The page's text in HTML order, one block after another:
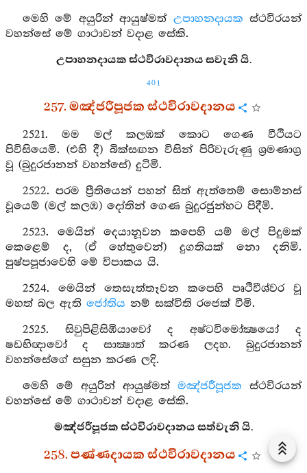
මෙහි මේ අයුරින් ආයුෂ්මත් උපාහනදායක ස්ථවිරයන්
වහන්සේ මේ ගාථාවන් වදාළ සේකි.
උපාහනදායක ස්ථවිරාවදානය සවැනි යි.
401
257. මඤ්ජරීපූජක ස්ථවිරාවදානය
2521. මම මල් කලඹක් කොට ගෙණ වීථියට
පිවිසියෙමි. (එහි දී) බික්සඟන විසින් පිරිවැරුණු ශ්‍රමණාග්‍ර
වූ (බුදුරජානන් වහන්සේ) දුටිමි.
2522. පරම ප්‍රීතියෙන් පහන් සිත් ඇත්තෙම් සොම්නස්
වූයෙම් (මල් කලඹ) දෝතින් ගෙණ බුදුරජුන්හට පිදීමි.
2523. මෙයින් දෙයානූවන කපෙහි යම් මල් පිදුමක්
කෙළෙම් ද, (ඒ හේතුවෙන්) දුගතියක් නො දනිමි.
පුෂ්පපූජාවෙහි මේ විපාකය යි.
2524. මෙයින් තෙසැත්තෑවන කපෙහි පෘථිවීශ්වර වූ
මහත් බල ඇති ජෝතිය නම් සක්විති රජෙක් වීමි.
2525. සිවුපිළිසිඹියාවෝ ද අෂ්ටවිමෝක්‍ෂයෝ ද
ෂඩභිඥාවෝ ද සාක්‍ෂාත් කරණ ලදහ. බුදුරජානන්
වහන්සේගේ සසුන කරණ ලදි.
මෙහි මේ අයුරින් ආයුෂ්මත් මඤ්ජරීපූජක ස්ථවිරයන්
වහන්සේ මේ ගාථාවන් වදාළ සේකි.
මඤ්ජරීපූජක ස්ථවිරාවදානය සත්වැනි යි.
258. පණ්ණදායක ස්ථවිරාවදානය